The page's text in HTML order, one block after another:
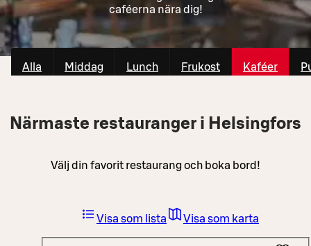
caféerna nära dig!
Alla Middag Lunch Frukost Kaféer
Närmaste restauranger i Helsingfors
Välj din favorit restaurang och boka bord!
Visa som lista Visa som karta